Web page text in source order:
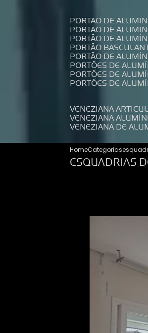
PORTAO DE
PORTAO DE
PORTÃO DE
PORTÃO
PORTÃO DE
PORTÕES DE
PORTÕES DE
PORTÕES DE
VENEZIANA
VENEZIANA
VENEZIANA DE
HomeCategorias
ESQUADRIAS